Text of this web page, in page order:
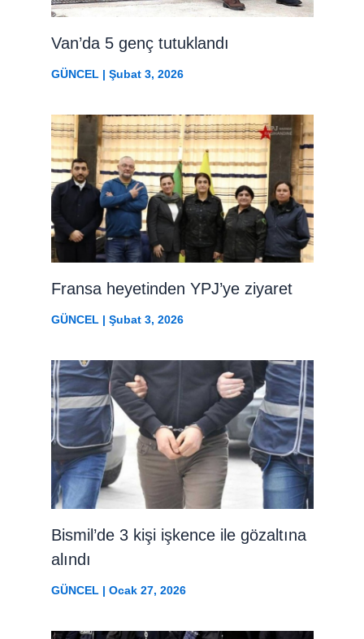
Van’da 5 genç tutuklandı
GÜNCEL | Şubat 3, 2026
Fransa heyetinden YPJ’ye ziyaret
GÜNCEL| Şubat 3, 2026
Bismil’de 3 kişi işkence ile gözaltına
alındı
GÜNCEL | Ocak 27, 2026